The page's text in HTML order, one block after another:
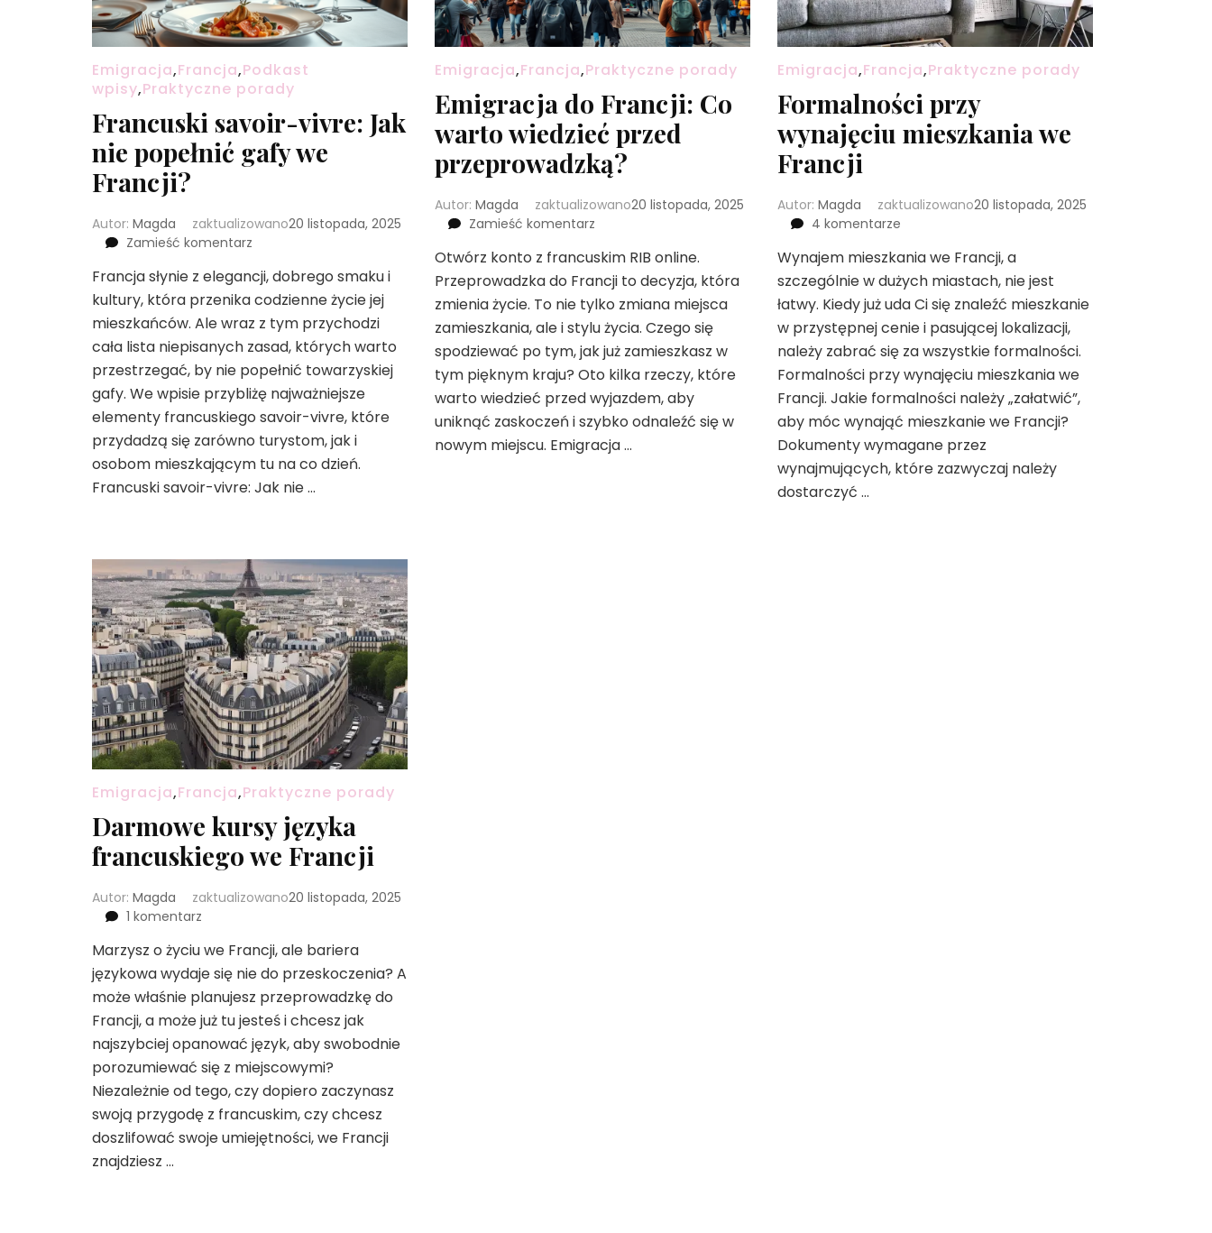
Emigracja,Francja,Podkast
wpisy,Praktyczne porady
Francuski savoir-vivre: Jak
nie popełnić gafy we
Francji?
Autor: Magda zaktualizowano20 listopada, 2025
Zamieść komentarz
Francuski
savoir-
vivre:
nie
popełnić
gafy
we
Francja słynie z elegancji, dobrego smaku i
kultury, która przenika codzienne życie jej
mieszkańców. Ale wraz z tym przychodzi
cała lista niepisanych zasad, których warto
przestrzegać, by nie popełnić towarzyskiej
gafy. We wpisie przybliżę najważniejsze
elementy francuskiego savoir-vivre, które
przydadzą się zarówno turystom, jak i
osobom mieszkającym tu na co dzień.
Francuski savoir-vivre: Jak nie …
Emigracja,Francja,Praktyczne porady
Emigracja do Francji: Co
warto wiedzieć przed
przeprowadzką?
Autor: Magda zaktualizowano20 listopada, 2025
Zamieść komentarzwe
Emigracja
do
Francji:
warto
wiedzieć
przed
przeprowadzką?
Otwórz konto z francuskim RIB online.
Przeprowadzka do Francji to decyzja, która
zmienia życie. To nie tylko zmiana miejsca
zamieszkania, ale i stylu życia. Czego się
spodziewać po tym, jak już zamieszkasz w
tym pięknym kraju? Oto kilka rzeczy, które
warto wiedzieć przed wyjazdem, aby
uniknąć zaskoczeń i szybko odnaleźć się w
nowym miejscu. Emigracja …
Emigracja,Francja,Praktyczne porady
Formalności przy
wynajęciu mieszkania we
Francji
Autor: Magda zaktualizowano20 listopada, 2025
4 komentarzedo
przy
wynajęciu
mieszkania
Francji
Wynajem mieszkania we Francji, a
szczególnie w dużych miastach, nie jest
łatwy. Kiedy już uda Ci się znaleźć mieszkanie
w przystępnej cenie i pasującej lokalizacji,
należy zabrać się za wszystkie formalności.
Formalności przy wynajęciu mieszkania we
Francji. Jakie formalności należy „załatwić”,
aby móc wynająć mieszkanie we Francji?
Dokumenty wymagane przez
wynajmujących, które zazwyczaj należy
dostarczyć …
Emigracja,Francja,Praktyczne porady
Darmowe kursy języka
francuskiego we Francji
Autor: Magda zaktualizowano20 listopada, 2025
1 komentarz
kursy
języka
francuskiego
we
Francji
Marzysz o życiu we Francji, ale bariera
językowa wydaje się nie do przeskoczenia? A
może właśnie planujesz przeprowadzkę do
Francji, a może już tu jesteś i chcesz jak
najszybciej opanować język, aby swobodnie
porozumiewać się z miejscowymi?
Niezależnie od tego, czy dopiero zaczynasz
swoją przygodę z francuskim, czy chcesz
doszlifować swoje umiejętności, we Francji
znajdziesz …